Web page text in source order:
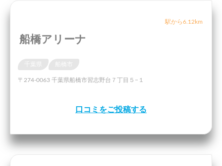
駅から6.12km
船橋アリーナ
千葉県
〒274-0063 千葉県船橋市習志野台７丁目５−１
口コミをご投稿する